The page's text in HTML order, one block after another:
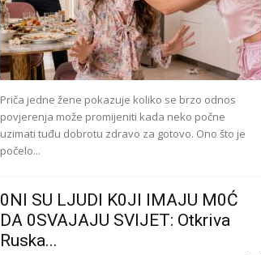
Priča jedne žene pokazuje koliko se brzo odnos
povjerenja može promijeniti kada neko počne
uzimati tuđu dobrotu zdravo za gotovo. Ono što je
počelo...
0Nl SU LJUDl K0Jl lMAJU M0Ć
DA 0SVAJAJU SVlJET: Otkriva
Ruska...